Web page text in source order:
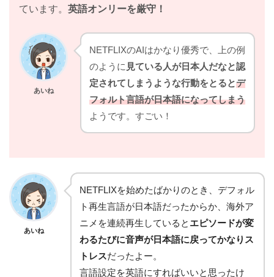
ています。 英語オンリーを厳守！
あいね
NETFLIXのAIはかなり優秀で、上の例
のように 見ている人が日本人だなと認
定されてしまうような行動をとるとデ
フォルト言語が日本語になってしまう
ようです。すごい！
あいね
NETFLIXを始めたばかりのとき、デフォル
ト再生言語が日本語だったからか、海外ア
ニメを連続再生していると エピソードが変
わるたびに音声が日本語に戻ってかなりス
トレスだったよー。
言語設定を英語にすればいいと思ったけ